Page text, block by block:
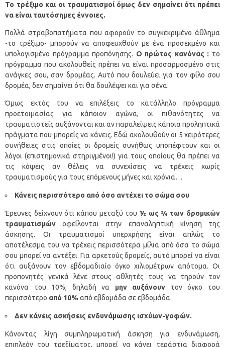
Το τρέξιμο και οι τραυματισμοί όμως δεν σημαίνει ότι πρέπει
να είναι ταυτόσημες έννοιες.
Πολλά στραβοπατήματα που αφορούν το συγκεκριμένο άθλημα
-το τρέξιμο- μπορούν να αποφευχθούν με ένα προσεκμένο και
υπολογισμένο πρόγραμμα προπόνησης. Ο πρώτος κανόνας : το
πρόγραμμα που ακολουθείς πρέπει να είναι προσαρμοσμένο στις
ανάγκες σου, σαν δρομέας. Αυτό που δουλεύει για τον φίλο σου
δρομέα, δεν σημαίνει ότι θα δουλέψει και για σένα.
Όμως εκτός του να επιλέξεις το κατάλληλο πρόγραμμα
προετοιμασίας για κάποιον αγώνα, οι πιθανότητες να
τραυματιστείς αυξάνονται και αν παραλείψεις κάποια προληπτικά
πράγματα που μπορείς να κάνεις. Εδώ ακολουθούν οι 5 χειρότερες
συνήθειες στις οποίες οι δρομείς συνήθως υποπέφτουν και οι
λόγοι (επιστημονικά στηριγμένοι!) για τους οποίους θα πρέπει να
τις κόψεις αν θέλεις να συνεχίσεις να τρέχεις χωρίς
τραυματισμούς για τους επόμενους μήνες και χρόνια…
Κάνεις περισσότερο από όσο αντέχει το σώμα σου
Έρευνες δείχνουν ότι κάπου μεταξύ του½ ως ¾ των δρομικών
τραυματισμών οφείλονται στην επαναληπτική κίνηση της
άσκησης. Οι τραυματισμοί υπερχρήσης είναι απλώς το
αποτέλεσμα του να τρέχεις περισσότερα μίλια από όσα το σώμα
σου μπορεί να αντέξει. Για αρκετούς δρομείς, αυτό μπορεί να είναι
ότι αυξάνουν τον εβδομαδιαίο όγκο χιλιομέτρων απότομα. Οι
προπονητές γενικά λένε στους αθλητές τους να τηρούν τον
κανόνα του 10%, δηλαδή να μην αυξάνουν τον όγκο του
περισσότερο από 10% από εβδομάδα σε εβδομάδα.
Δεν κάνεις ασκήσεις ενδυνάμωσης ισχύων-γοφών.
Κάνοντας λίγη συμπληρωματική άσκηση για ενδυνάμωση,
επιπλεόν του τρεξίματος, μπορεί να κάνει τεράστια διαφορά